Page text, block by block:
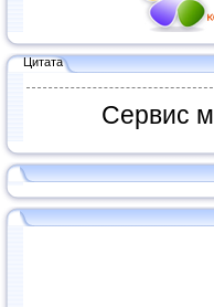
Цитата
Сервис